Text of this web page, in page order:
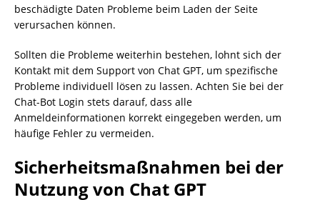
beschädigte Daten Probleme beim Laden der Seite
verursachen können.
Sollten die Probleme weiterhin bestehen, lohnt sich der
Kontakt mit dem Support von Chat GPT, um spezifische
Probleme individuell lösen zu lassen. Achten Sie bei der
Chat-Bot Login stets darauf, dass alle
Anmeldeinformationen korrekt eingegeben werden, um
häufige Fehler zu vermeiden.
Sicherheitsmaßnahmen bei der
Nutzung von Chat GPT